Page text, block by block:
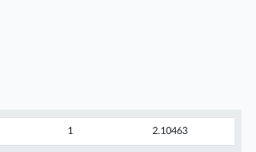
1 2.10463